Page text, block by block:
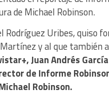
de Michael Robinson.
Rodríguez Uribes, quiso
y al que también
Juan Andrés García
de Informe
Robinson.